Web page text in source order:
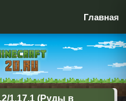
Главная
1.17.1 (Руды в